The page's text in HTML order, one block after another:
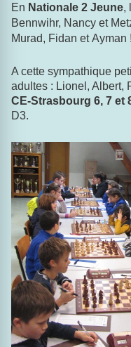
En Nationale 2 Jeune,
Bennwihr, Nancy et
Murad, Fidan et Ayman !
A cette sympathique
adultes : Lionel, Albert,
CE-Strasbourg 6, 7 et
D3.